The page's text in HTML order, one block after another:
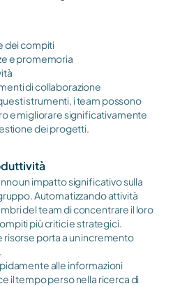
dei compiti
e promemoria
di collaborazione
strumenti, i team possono
e migliorare significativamente
dei progetti.
un impatto significativo sulla
Automatizzando attività
del team di concentrare il loro
più critici e strategici.
porta a un incremento
alle informazioni
il tempo perso nella ricerca di